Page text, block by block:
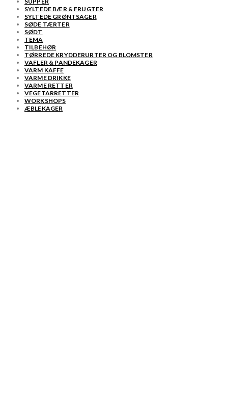
SYLTEDE BÆR & FRUGTER
SYLTEDE GRØNTSAGER
SØDE TÆRTER
SØDT
TEMA
TILBEHØR
TØRREDE KRYDDERURTER OG BLOMSTER
VAFLER & PANDEKAGER
VARM KAFFE
VARME DRIKKE
VARME RETTER
VEGETARRETTER
WORKSHOPS
ÆBLEKAGER